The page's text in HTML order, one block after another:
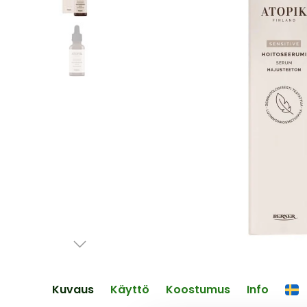
images
gallery
the
Kuvaus Käyttö Koostumus Info